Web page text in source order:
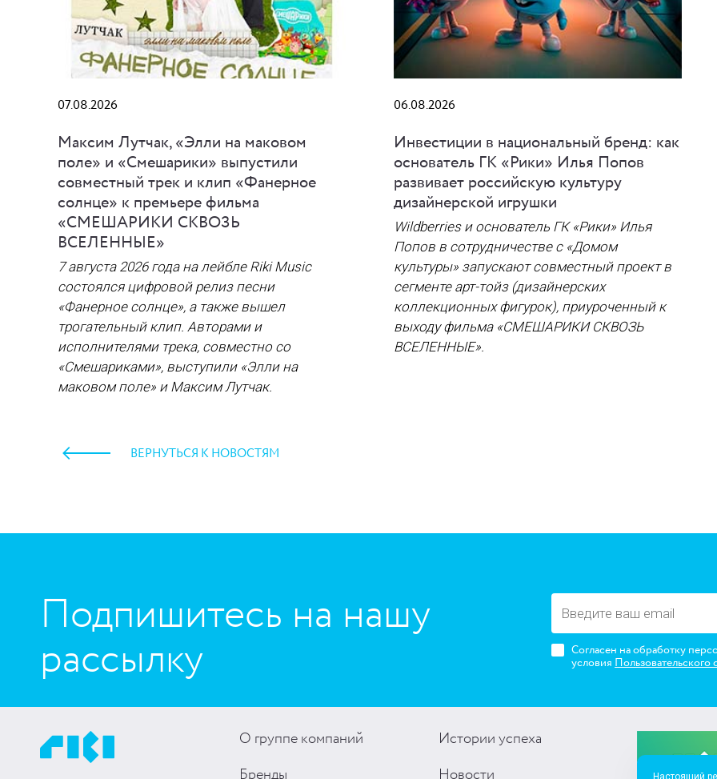
07.08.2026
Максим Лутчак, «Элли на маковом
поле» и «Смешарики» выпустили
совместный трек и клип «Фанерное
солнце» к премьере фильма
«СМЕШАРИКИ СКВОЗЬ
ВСЕЛЕННЫЕ»
7 августа 2026 года на лейбле Riki Music
состоялся цифровой релиз песни
«Фанерное солнце», а также вышел
трогательный клип. Авторами и
исполнителями трека, совместно со
«Смешариками», выступили «Элли на
маковом поле» и Максим Лутчак.
06.08.2026
Инвестиции в национальный бренд: как
основатель ГК «Рики» Илья Попов
развивает российскую культуру
дизайнерской игрушки
Wildberries и основатель ГК «Рики» Илья
Попов в сотрудничестве с «Домом
культуры» запускают совместный проект в
сегменте арт-тойз (дизайнерских
коллекционных фигурок), приуроченный к
выходу фильма «СМЕШАРИКИ СКВОЗЬ
ВСЕЛЕННЫЕ».
https://www.high-endrolex.com/45
ВЕРНУТЬСЯ К НОВОСТЯМ
Подпишитесь на нашу
рассылку
Согласен на обработку
условия Пользовательского
О группе компаний
Истории успеха
Настоящий